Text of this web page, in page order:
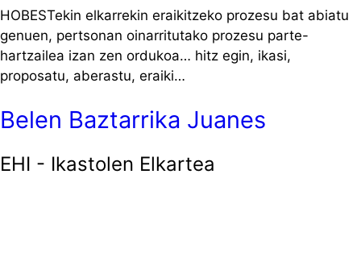
HOBESTekin elkarrekin eraikitzeko prozesu bat abiatu
genuen, pertsonan oinarritutako prozesu parte-
hartzailea izan zen ordukoa… hitz egin, ikasi,
proposatu, aberastu, eraiki…
Belen Baztarrika Juanes
EHI - Ikastolen Elkartea